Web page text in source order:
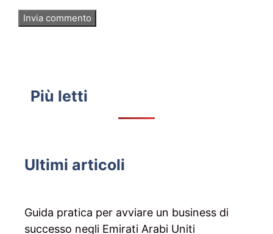
Più letti
Ultimi articoli
Guida pratica per avviare un business di
successo negli Emirati Arabi Uniti